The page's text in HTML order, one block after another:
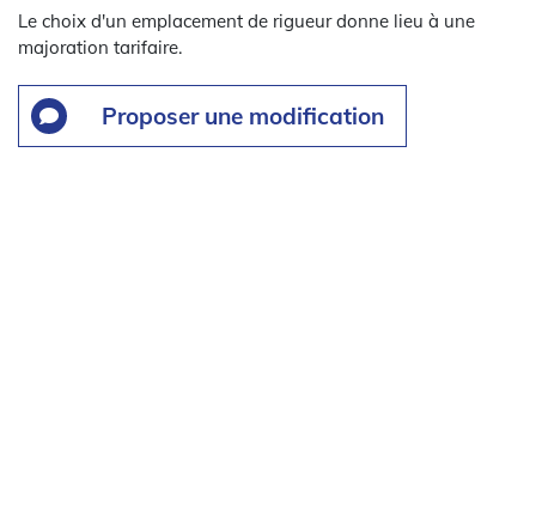
Le choix d'un emplacement de rigueur donne lieu à une
majoration tarifaire.
Proposer une modification